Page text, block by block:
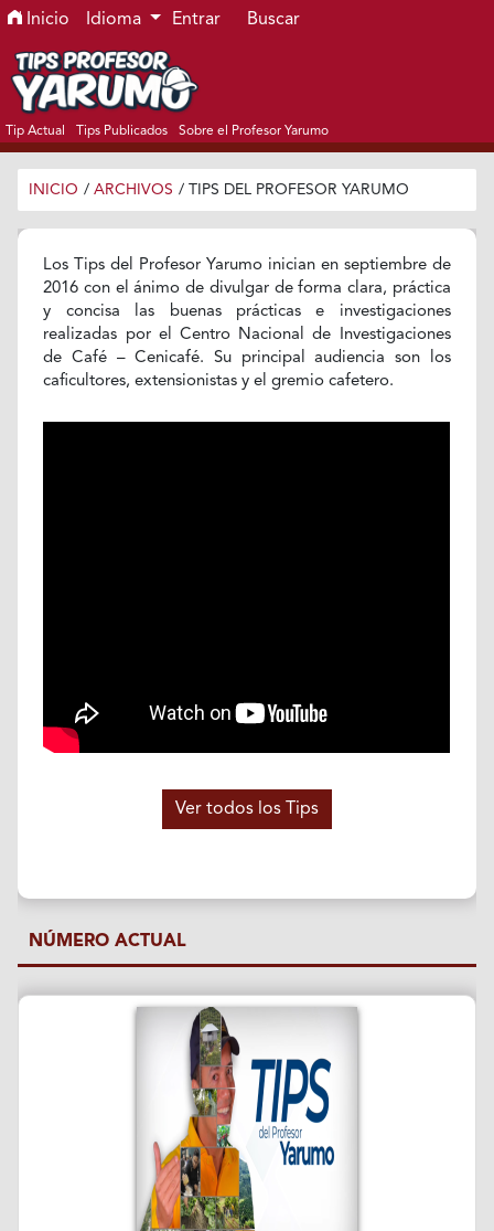
Ir al menú de navegación principal
Ir al contenido principal
Ir al pie de página del sitio
Inicio Idioma Entrar Buscar
Tip Actual Tips Publicados Sobre el Profesor Yarumo
INICIO / ARCHIVOS / TIPS DEL PROFESOR YARUMO
Los Tips del Profesor Yarumo inician en septiembre de
2016 con el ánimo de divulgar de forma clara, práctica
y concisa las buenas prácticas e investigaciones
realizadas por el Centro Nacional de Investigaciones
de Café – Cenicafé. Su principal audiencia son los
caficultores, extensionistas y el gremio cafetero.
Ver todos los Tips
NÚMERO ACTUAL